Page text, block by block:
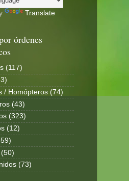
Translate
órdenes
(117)
/ Homópteros (74)
(43)
(323)
(12)
(73)